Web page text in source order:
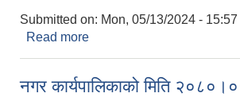
Submitted on: Mon, 05/13/2024 - 15:57
Read more
नगर कार्यपालिकाको मिति